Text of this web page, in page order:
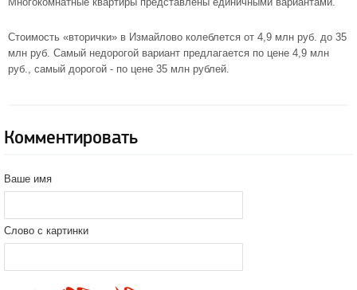
Стоимость «вторички» в Измайлово колеблется от 4,9 млн руб. до 35
млн руб. Самый недорогой вариант предлагается по цене 4,9 млн
руб., самый дорогой - по цене 35 млн рублей.
Комментировать
Ваше имя
Слово с картинки